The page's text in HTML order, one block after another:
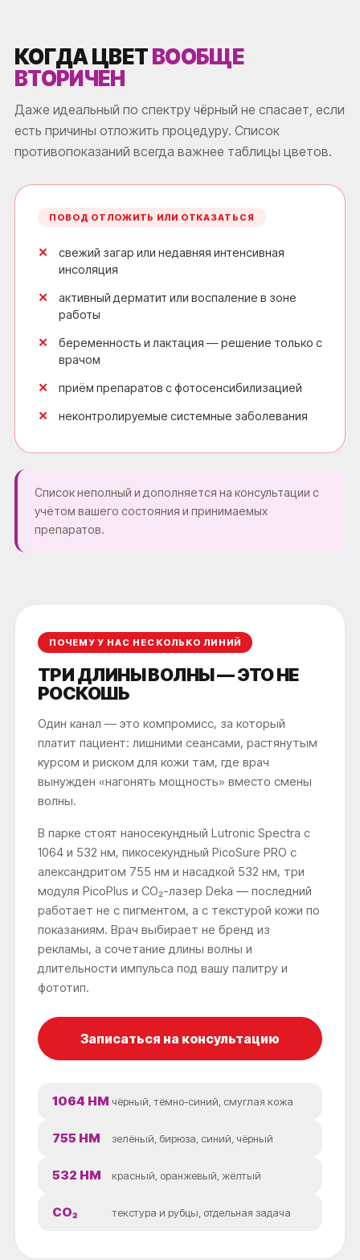
КОГДА ЦВЕТВООБЩЕ
ВТОРИЧЕН
Даже идеальный по спектру чёрный не спасает, если
есть причины отложить процедуру. Список
противопоказаний всегда важнее таблицы цветов.
ПОВОД ОТЛОЖИТЬ ИЛИ ОТКАЗАТЬСЯ
свежий загар или недавняя интенсивная
инсоляция
активный дерматит или воспаление в зоне
работы
беременность и лактация — решение только с
врачом
приём препаратов с фотосенсибилизацией
неконтролируемые системные заболевания
Список неполный и дополняется на консультации с
учётом вашего состояния и принимаемых
препаратов.
ПОЧЕМУ У НАС НЕСКОЛЬКО ЛИНИЙ
ТРИ ДЛИНЫ ВОЛНЫ — ЭТО НЕ
РОСКОШЬ
Один канал — это компромисс, за который
платит пациент: лишними сеансами, растянутым
курсом и риском для кожи там, где врач
вынужден «нагонять мощность» вместо смены
волны.
В парке стоят наносекундный Lutronic Spectra с
1064 и 532 нм, пикосекундный PicoSure PRO с
александритом 755 нм и насадкой 532 нм, три
модуля PicoPlus и CO₂-лазер Deka — последний
работает не с пигментом, а с текстурой кожи по
показаниям. Врач выбирает не бренд из
рекламы, а сочетание длины волны и
длительности импульса под вашу палитру и
фототип.
Записаться на консультацию
1064 НМ чёрный, тёмно-синий, смуглая кожа
755 НМ зелёный, бирюза, синий, чёрный
532 НМ красный, оранжевый, жёлтый
CO₂ текстура и рубцы, отдельная задача